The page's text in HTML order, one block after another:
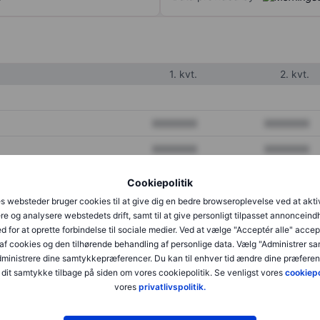
Cookiepolitik
websteder bruger cookies til at give dig en bedre browseroplevelse ved at
og analysere webstedets drift, samt til at give personligt tilpasset
for at oprette forbindelse til sociale medier. Ved at vælge "Acceptér alle"
cookies og den tilhørende behandling af personlige data. Vælg "Administrer
dine samtykkepræferencer. Du kan til enhver tid ændre dine
samtykke tilbage på siden om vores cookiepolitik. Se venligst vores
vores privatlivspolitik.
1. kvt. 2. kvt.
XXXXXXX XXXXXXX
XXXXXXX